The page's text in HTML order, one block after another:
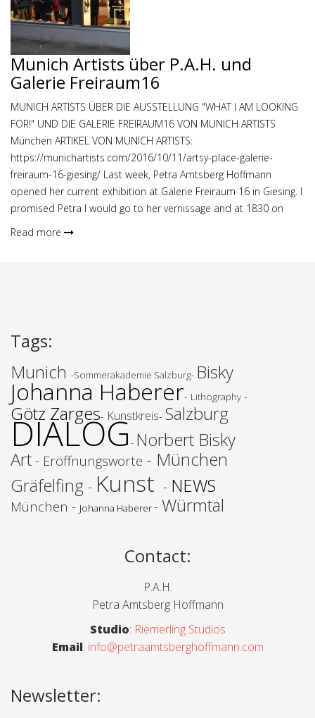
Munich Artists über P.A.H. und
Galerie Freiraum16
MUNICH ARTISTS ÜBER DIE AUSSTELLUNG "WHAT I AM LOOKING
FOR!" UND DIE GALERIE FREIRAUM16 VON MUNICH ARTISTS
München ARTIKEL VON MUNICH ARTISTS:
https://munichartists.com/2016/10/11/artsy-place-galerie-
freiraum-16-giesing/ Last week, Petra Amtsberg Hoffmann
opened her current exhibition at Galerie Freiraum 16 in Giesing. I
promised Petra I would go to her vernissage and at 1830 on
Read more
Tags:
Munich -Sommerakademie Salzburg- Bisky
Johanna Haberer- Lithography -
Götz Zarges- Kunstkreis- Salzburg
DIALOG- Norbert Bisky
Art - Eröffnungsworte - München
Gräfelfing - Kunst - NEWS
München - Johanna Haberer- Würmtal
Contact:
P.A.H.
Petra Amtsberg Hoffmann
Studio: Riemerling Studios
Email: info@petraamtsberghoffmann.com
Newsletter: